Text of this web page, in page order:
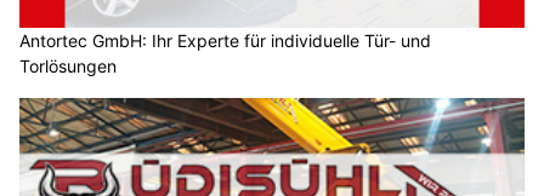
Antortec GmbH: Ihr Experte für individuelle Tür- und
Torlösungen